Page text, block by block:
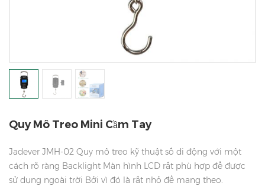
Quy Mô Treo Mini Cầm Tay
Jadever JMH-02 Quy mô treo kỹ thuật số di động với một
cách rõ ràng Backlight Màn hình LCD rất phù hợp để được
sử dụng ngoài trời Bởi vì đó là rất nhỏ để mang theo.